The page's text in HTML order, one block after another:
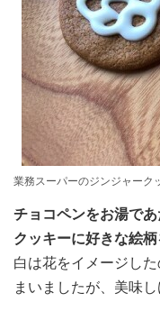
業務スーパーのジンジャーク
チョコペンをお湯で
クッキーに好きな絵柄
白は花をイメージし
まいましたが、美味し